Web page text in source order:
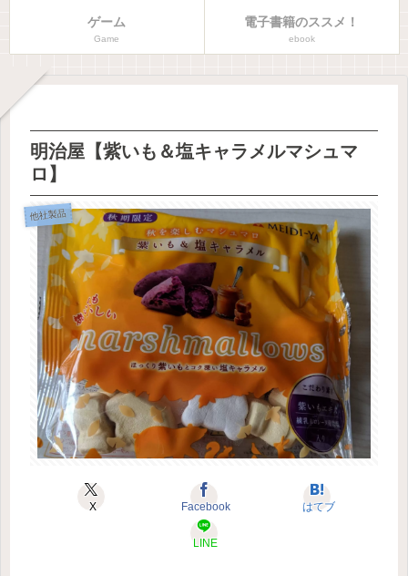
ゲーム
Game
電子書籍のススメ！
ebook
明治屋【紫いも＆塩キャラメルマシュマ
ロ】
他社製品
X Facebook はてブ
LINE